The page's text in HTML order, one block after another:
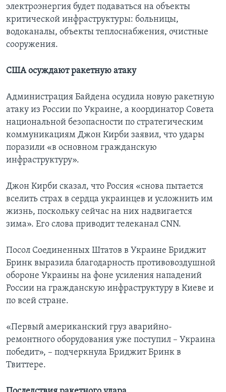
электроэнергия будет подаваться на объекты
критической инфраструктуры: больницы,
водоканалы, объекты теплоснабжения, очистные
сооружения.
США осуждают ракетную атаку
Администрация Байдена осудила новую ракетную
атаку из России по Украине, а координатор Совета
национальной безопасности по стратегическим
коммуникациям Джон Кирби заявил, что удары
поразили «в основном гражданскую
инфраструктуру».
Джон Кирби сказал, что Россия «снова пытается
вселить страх в сердца украинцев и усложнить им
жизнь, поскольку сейчас на них надвигается
зима». Его слова приводит телеканал CNN.
Посол Соединенных Штатов в Украине Бриджит
Бринк выразила благодарность противовоздушной
обороне Украины на фоне усиления нападений
России на гражданскую инфраструктуру в Киеве и
по всей стране.
«Первый американский груз аварийно-
ремонтного оборудования уже поступил – Украина
победит», – подчеркнула Бриджит Бринк в
Твиттере.